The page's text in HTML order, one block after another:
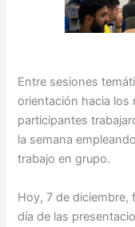
Entre sesiones
orientación hacia los
participantes
la semana
trabajo en grupo.
Hoy, 7 de diciembre,
día de las